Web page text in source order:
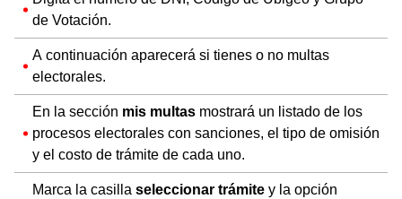
de Votación.
A continuación aparecerá si tienes o no multas
electorales.
En la sección mis multas mostrará un listado de los
procesos electorales con sanciones, el tipo de omisión
y el costo de trámite de cada uno.
Marca la casilla seleccionar trámite y la opción